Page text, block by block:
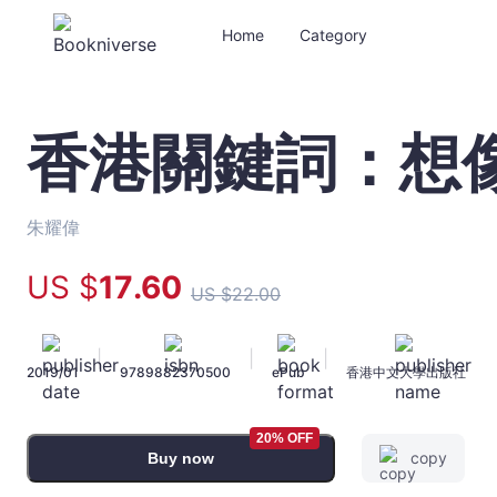
Home Category
香
港
關
鍵
想
像
未
來
朱
偉
香港關鍵詞：想
朱耀偉
US $17.60 US $22.00
2019/01
|
9789882370500 ePub 香港中文大學出版社
Buy now
20% OFF
copy